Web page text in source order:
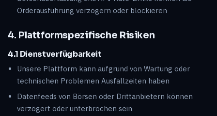
Orderausführung verzögern oder blockieren
4. Plattformspezifische Risiken
4.1 Dienstverfügbarkeit
Unsere Plattform kann aufgrund von Wartung oder
technischen Problemen Ausfallzeiten haben
Datenfeeds von Börsen oder Drittanbietern können
verzögert oder unterbrochen sein